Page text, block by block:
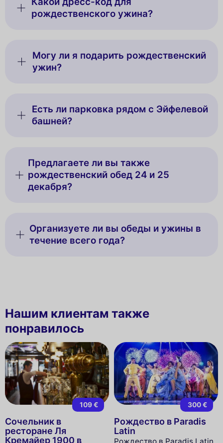
рождественского ужина?
Могу ли я подарить рождественский
ужин?
Есть ли парковка рядом с Эйфелевой
башней?
Предлагаете ли вы также
рождественский обед 24 и 25
декабря?
Организуете ли вы обеды и ужины в
течение всего года?
Нашим клиентам также
понравилось
109 €
Сочельник в
ресторане Ля
Кремайер 1900 в
300 €
Рождество в Paradis
Latin